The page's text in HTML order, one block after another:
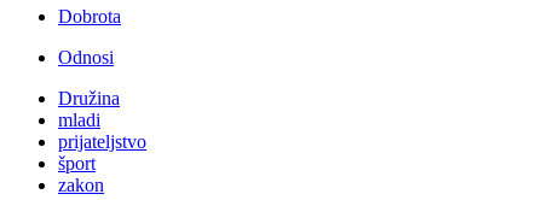
Dobrota
Odnosi
Družina
mladi
prijateljstvo
šport
zakon